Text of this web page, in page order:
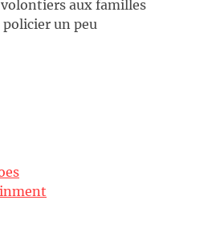
aux familles
policier un peu